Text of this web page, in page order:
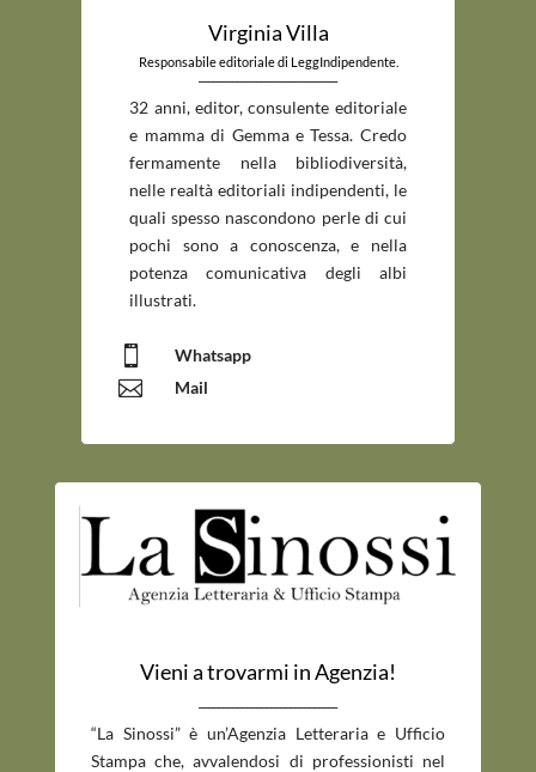
Virginia Villa
Responsabile editoriale di LeggIndipendente.
_____________________________
32 anni, editor, consulente editoriale
e mamma di Gemma e Tessa. Credo
fermamente nella bibliodiversità,
nelle realtà editoriali indipendenti, le
quali spesso nascondono perle di cui
pochi sono a conoscenza, e nella
potenza comunicativa degli albi
illustrati.
 Whatsapp
 Mail
Vieni a trovarmi in Agenzia!
“La Sinossi” è un’Agenzia Letteraria e Ufficio
Stampa che, avvalendosi di professionisti nel